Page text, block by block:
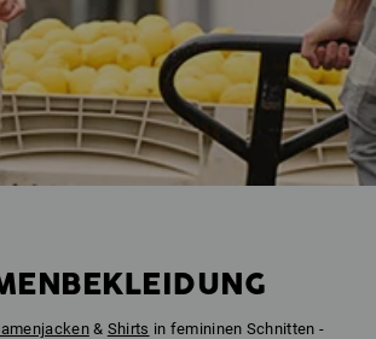
& Shirts in femininen Schnitten -